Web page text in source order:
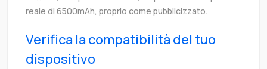
reale di 6500mAh, proprio come pubblicizzato.
Verifica la compatibilità del tuo
dispositivo